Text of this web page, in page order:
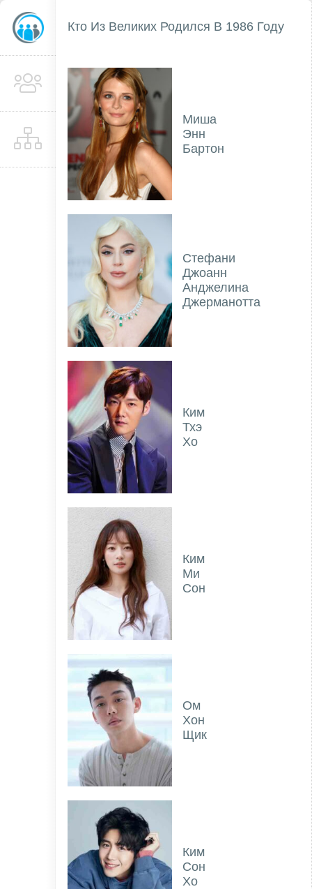
Кто Из Великих Родился В 1986 Году
Миша
Энн
Бартон
Стефани
Джоанн
Анджелина
Джерманотта
Ким
Тхэ
Хо
Ким
Ми
Сон
Ом
Хон
Щик
Ким
Сон
Хо